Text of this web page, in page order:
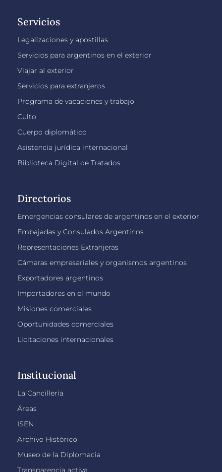
Servicios
Legalizaciones y apostillas
Servicios para argentinos en el exterior
Viajar al exterior
Servicios para extranjeros
Programa de vacaciones y trabajo
Culto
Cuerpo diplomático
Asistencia jurídica internacional
Biblioteca Digital de Tratados
Directorios
Emergencias consulares de argentinos en el exterior
Embajadas y Consulados Argentinos
Representaciones Extranjeras
Cámaras empresariales y organismos argentinos
Exportadores argentinos
Importadores en el mundo
Misiones comerciales
Oportunidades comerciales
Licitaciones internacionales
Institucional
La Cancillería
Áreas
ISEN
Archivo Histórico
Museo de la Diplomacia
Transparencia activa